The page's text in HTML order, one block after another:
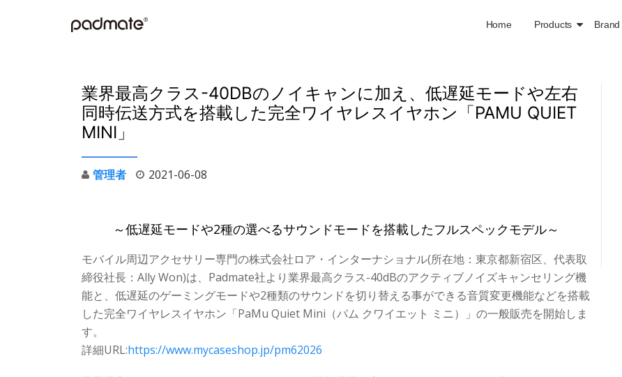
Home Products Brand
業界最高クラス-40DBのノイキャンに加え、低遅延モードや左右
同時伝送方式を搭載した完全ワイヤレスイヤホン「PAMU QUIET
MINI」
管理者 2021-06-08
～低遅延モードや2種の選べるサウンドモードを搭載したフルスペックモデル～
モバイル周辺アクセサリー専門の株式会社ロア・インターナショナル(所在地：東京都新宿区、代表取
締役社長：Ally Won)は、Padmate社より業界最高クラス-40dBのアクティブノイズキャンセリング機
能と、低遅延のゲーミングモードや2種類のサウンドを切り替える事ができる音質変更機能などを搭載
した完全ワイヤレスイヤホン「PaMu Quiet Mini（パム クワイエット ミニ）」の一般販売を開始しま
す。
詳細URL:https://www.mycaseshop.jp/pm62026